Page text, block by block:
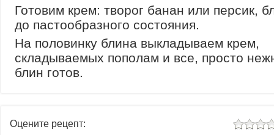
Готовим крем: творог банан или персик,
до пастообразного состояния.
На половинку блина выкладываем крем,
складываемых пополам и все, просто
блин готов.
Оцените рецепт: